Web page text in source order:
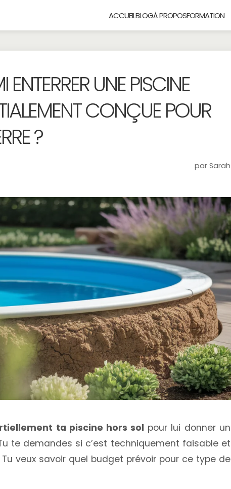
ACCUEILBLOGÀ PROPOSFORMATION
UNE PISCINE
CONÇUE POUR
?
par Sarah
ta piscine hors sol pour lui donner un
te demandes si c’est techniquement faisable et
veux savoir quel budget prévoir pour ce type de